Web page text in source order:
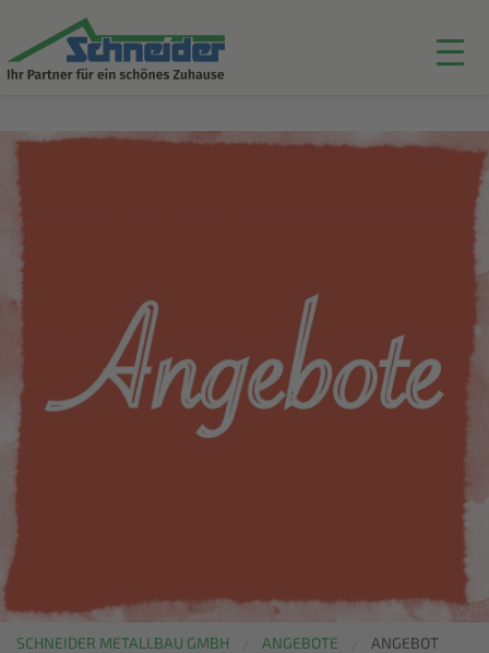
SCHNEIDER METALLBAU GMBH ANGEBOTE ANGEBOT